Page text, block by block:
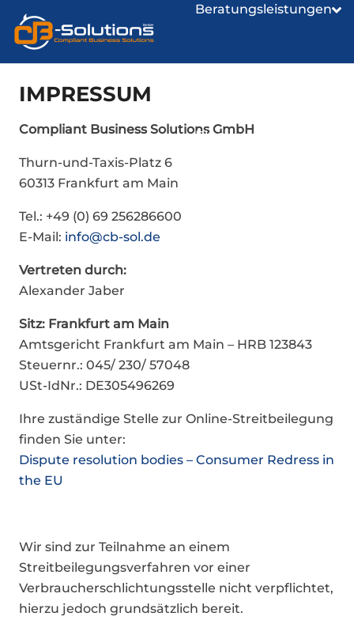
Beratungsleistungen
Blog
IMPRESSUM
Compliant Business Solutions GmbH
Thurn-und-Taxis-Platz 6
60313 Frankfurt am Main
Tel.: +49 (0) 69 256286600
E-Mail: info@cb-sol.de
Vertreten durch:
Alexander Jaber
Sitz: Frankfurt am Main
Amtsgericht Frankfurt am Main – HRB 123843
Steuernr.: 045/ 230/ 57048
USt-IdNr.: DE305496269
Ihre zuständige Stelle zur Online-Streitbeilegung
finden Sie unter:
Dispute resolution bodies – Consumer Redress in
the EU
Wir sind zur Teilnahme an einem
Streitbeilegungsverfahren vor einer
Verbraucherschlichtungsstelle nicht verpflichtet,
hierzu jedoch grundsätzlich bereit.